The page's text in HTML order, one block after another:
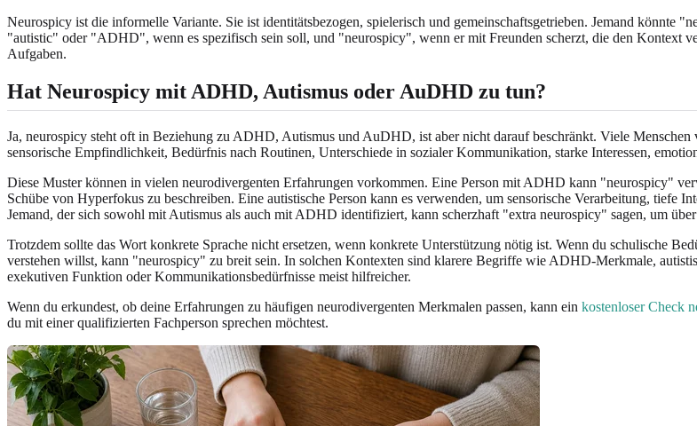
Neurospicy ist die informelle Variante. Sie ist identitätsbezogen, spielerisch und gemeinschaftsgetrieben. Jemand könnte
"autistic" oder "ADHD", wenn es spezifisch sein soll, und "neurospicy", wenn er mit Freunden scherzt, die den Kontext
Aufgaben.
Hat Neurospicy mit ADHD, Autismus oder AuDHD zu tun?
Ja, neurospicy steht oft in Beziehung zu ADHD, Autismus und AuDHD, ist aber nicht darauf beschränkt. Viele
sensorische Empfindlichkeit, Bedürfnis nach Routinen, Unterschiede in sozialer Kommunikation, starke Interessen,
Diese Muster können in vielen neurodivergenten Erfahrungen vorkommen. Eine Person mit ADHD kann "neurospicy"
Schübe von Hyperfokus zu beschreiben. Eine autistische Person kann es verwenden, um sensorische Verarbeitung, tiefe
Jemand, der sich sowohl mit Autismus als auch mit ADHD identifiziert, kann scherzhaft "extra neurospicy" sagen, um
Trotzdem sollte das Wort konkrete Sprache nicht ersetzen, wenn konkrete Unterstützung nötig ist. Wenn du schulische
verstehen willst, kann "neurospicy" zu breit sein. In solchen Kontexten sind klarere Begriffe wie ADHD-Merkmale,
exekutiven Funktion oder Kommunikationsbedürfnisse meist hilfreicher.
Wenn du erkundest, ob deine Erfahrungen zu häufigen neurodivergenten Merkmalen passen, kann ein kostenloser Check
du mit einer qualifizierten Fachperson sprechen möchtest.